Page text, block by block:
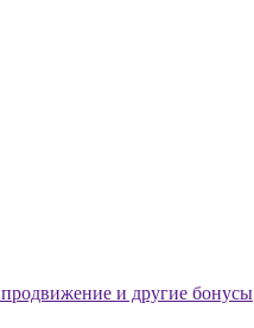
продвижение и другие бонусы